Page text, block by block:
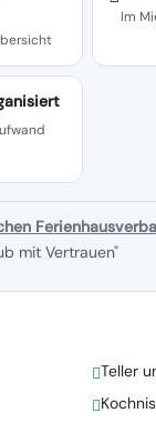
Im
mit Vertrauen"
Teller